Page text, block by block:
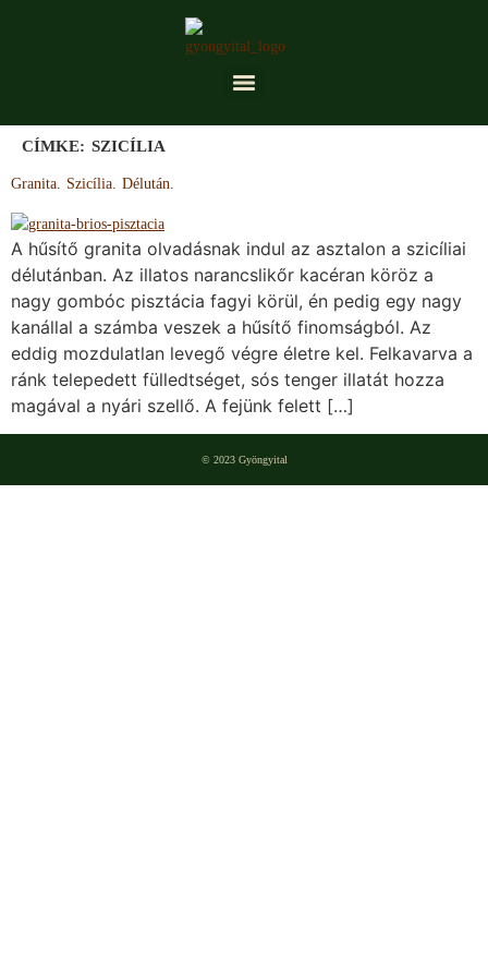
CÍMKE: SZICÍLIA
Granita. Szicília. Délután.
A hűsítő granita olvadásnak indul az asztalon a szicíliai
délutánban. Az illatos narancslikőr kacéran köröz a
nagy gombóc pisztácia fagyi körül, én pedig egy nagy
kanállal a számba veszek a hűsítő finomságból. Az
eddig mozdulatlan levegő végre életre kel. Felkavarva a
ránk telepedett fülledtséget, sós tenger illatát hozza
magával a nyári szellő. A fejünk felett […]
© 2023 Gyöngyital